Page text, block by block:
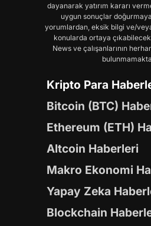
dayanarak yatırım kararı
uygun sonuçlar
yorumlardan, eksik bilgi ve/
konularda ortaya
News ve çalışanlarının
Kripto Para
Bitcoin (BTC)
Ethereum (ETH)
Altcoin Haberleri
Makro Ekonomi
Yapay Zeka
Blockchain